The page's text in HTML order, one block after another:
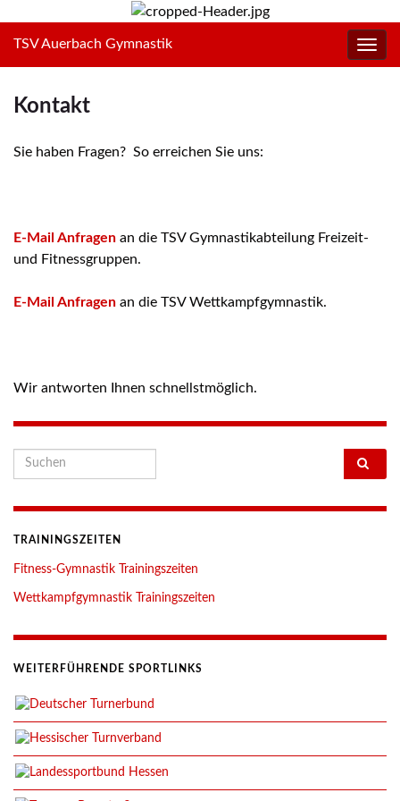
TSV Auerbach Gymnastik
Kontakt
Sie haben Fragen? So erreichen Sie uns:
E-Mail Anfragen an die TSV Gymnastikabteilung Freizeit-
und Fitnessgruppen.
E-Mail Anfragen an die TSV Wettkampfgymnastik.
Wir antworten Ihnen schnellstmöglich.
Search for:
TRAININGSZEITEN
Fitness-Gymnastik Trainingszeiten
Wettkampfgymnastik Trainingszeiten
WEITERFÜHRENDE SPORTLINKS